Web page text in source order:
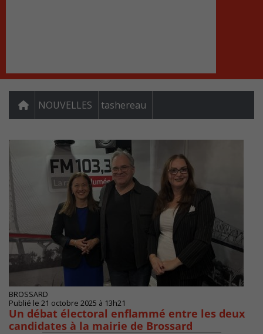
NOUVELLES tashereau
BROSSARD
Publié le 21 octobre 2025 à 13h21
Un débat électoral enflammé entre les deux
candidates à la mairie de Brossard